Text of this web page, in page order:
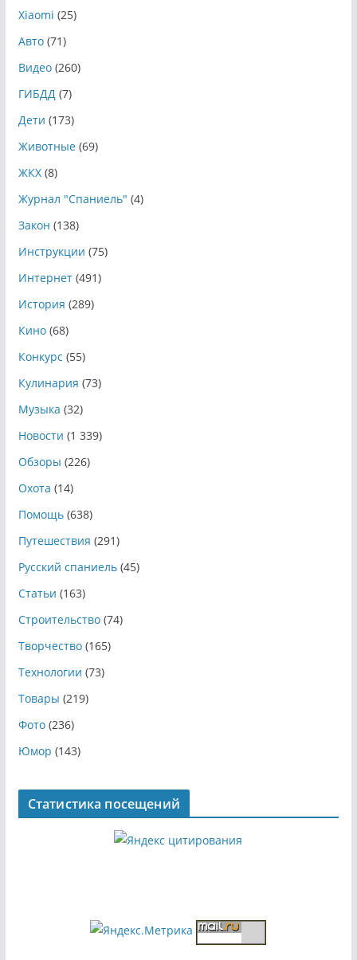
Xiaomi (25)
Авто(71)
Видео(260)
ГИБДД(7)
Дети (173)
Животные(69)
ЖКХ(8)
Журнал "Спаниель" (4)
Закон (138)
Инструкции (75)
Интернет(491)
История (289)
Кино(68)
Конкурс (55)
Кулинария (73)
Музыка (32)
Новости (1 339)
Обзоры (226)
Охота (14)
Помощь(638)
Путешествия (291)
Русский спаниель(45)
Статьи (163)
Строительство(74)
Творчество(165)
Технологии (73)
Товары (219)
Фото(236)
Юмор (143)
Статистика посещений